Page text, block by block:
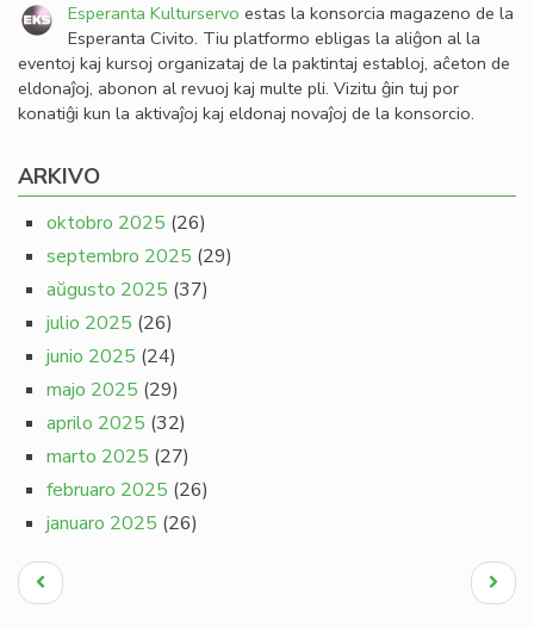
Esperanta Kulturservo estas la konsorcia magazeno de la
Esperanta Civito. Tiu platformo ebligas la aliĝon al la
eventoj kaj kursoj organizataj de la paktintaj establoj, aĉeton de
eldonaĵoj, abonon al revuoj kaj multe pli. Vizitu ĝin tuj por
konatiĝi kun la aktivaĵoj kaj eldonaj novaĵoj de la konsorcio.
ARKIVO
oktobro 2025 (26)
septembro 2025 (29)
aŭgusto 2025 (37)
julio 2025 (26)
junio 2025 (24)
majo 2025 (29)
aprilo 2025 (32)
marto 2025 (27)
februaro 2025 (26)
januaro 2025 (26)
Pagination
Antaŭa
paĝo
Next
page